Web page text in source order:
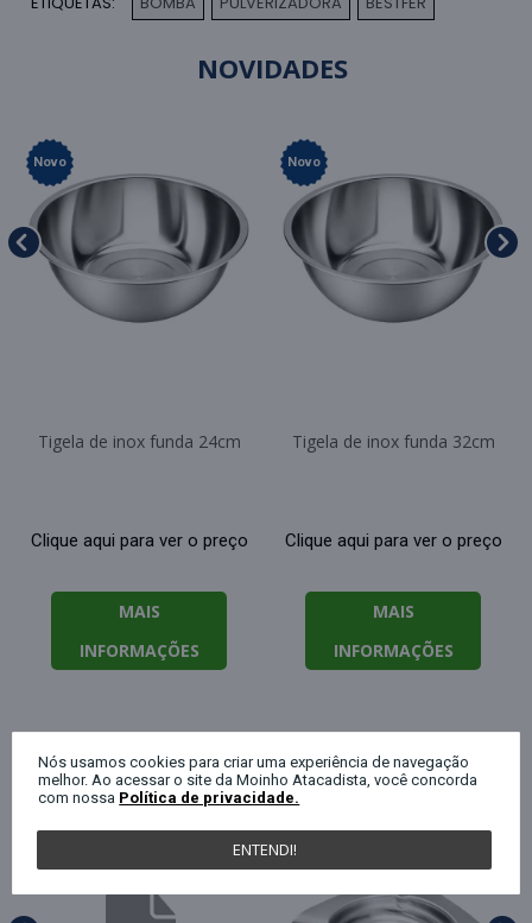
NOVIDADES
Novo
Tigela de inox funda 24cm
Clique aqui para ver o preço
MAIS
INFORMAÇÕES
Novo
Tigela de inox funda 32cm
Clique aqui para ver o preço
MAIS
INFORMAÇÕES
QUEM COMPROU ESTE PRODUTO,
Nós usamos cookies para criar uma experiência de navegação
melhor. Ao acessar o site da Moinho Atacadista, você concorda
com nossa Política de privacidade.
ENTENDI!